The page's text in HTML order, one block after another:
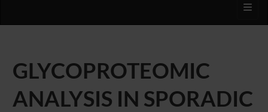
GLYCOPROTEOMIC
ANALYSIS IN SPORADIC